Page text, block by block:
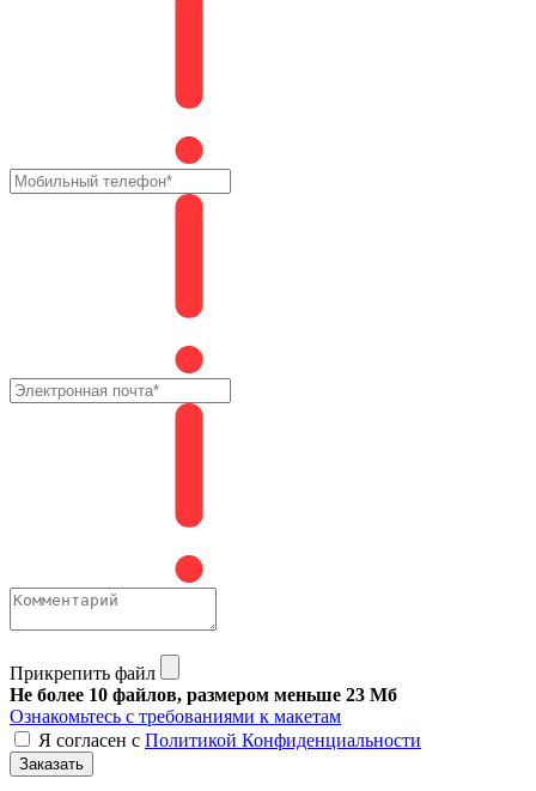
Прикрепить файл
Не более 10 файлов, размером меньше 23 Мб
Ознакомьтесь с требованиями к макетам
Я согласен с Политикой Конфиденциальности
Заказать